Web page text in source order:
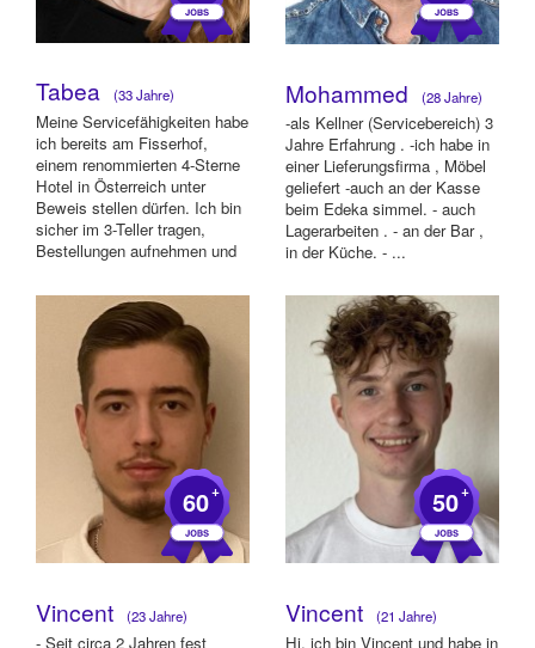
Tabea (33 Jahre)
Meine Servicefähigkeiten habe
ich bereits am Fisserhof,
einem renommierten 4-Sterne
Hotel in Österreich unter
Beweis stellen dürfen. Ich bin
sicher im 3-Teller tragen,
Bestellungen aufnehmen und
Mohammed (28 Jahre)
-als Kellner (Servicebereich) 3
Jahre Erfahrung . -ich habe in
einer Lieferungsfirma , Möbel
geliefert -auch an der Kasse
beim Edeka simmel. - auch
Lagerarbeiten . - an der Bar ,
in der Küche. - ...
60+
Vincent (23 Jahre)
- Seit circa 2 Jahren fest
50+
Vincent (21 Jahre)
Hi, ich bin Vincent und habe in